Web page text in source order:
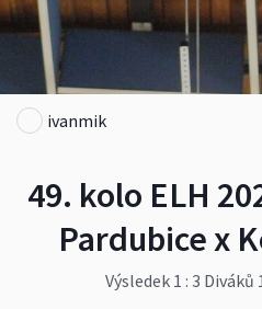
49. kolo ELH
Pardubice x
Výsledek 1 : 3
ivanmik